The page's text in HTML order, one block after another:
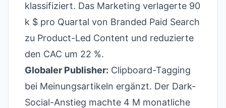
klassifiziert. Das Marketing verlagerte 90
k $ pro Quartal von Branded Paid Search
zu Product-Led Content und reduzierte
den CAC um 22 %.
Globaler Publisher: Clipboard-Tagging
bei Meinungsartikeln ergänzt. Der Dark-
Social-Anstieg machte 4 M monatliche